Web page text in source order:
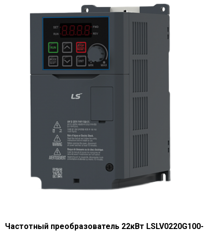
Частотный преобразователь 22кВт LSLV0220G100-